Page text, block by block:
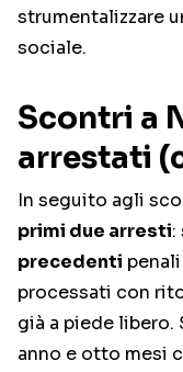
strumentalizzare
sociale.
Scontri a
arrestati
In seguito agli
primi due arresti:
precedenti
processati con
già a piede libero.
anno e otto mesi